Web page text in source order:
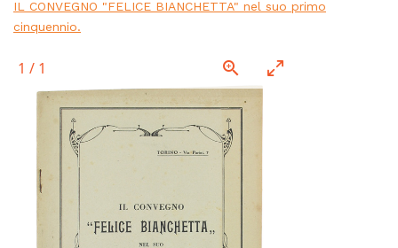
IL CONVEGNO "FELICE BIANCHETTA" nel suo primo
cinquennio.
1 / 1